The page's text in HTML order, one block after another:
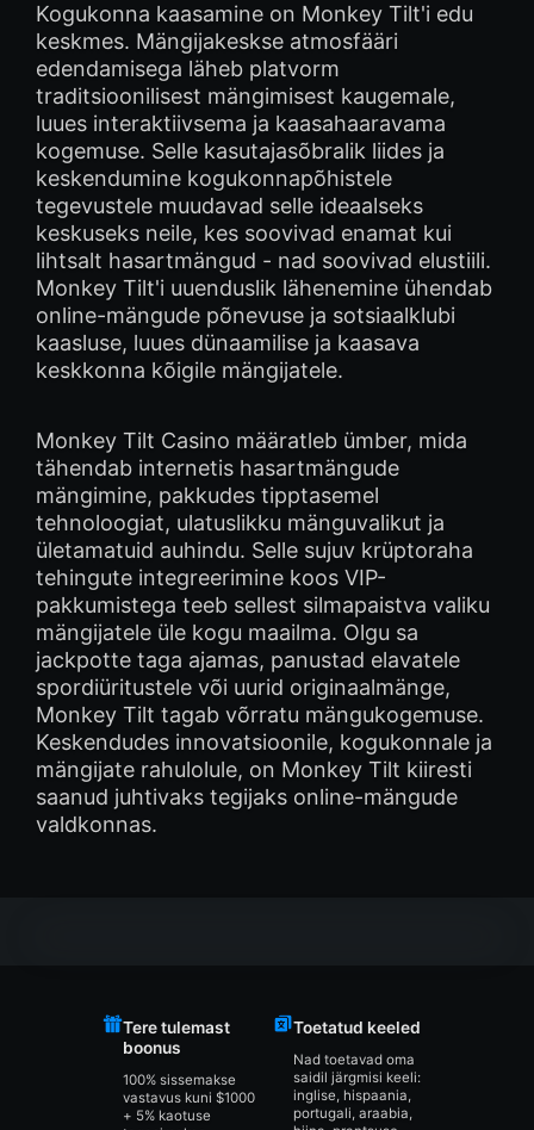
Kogukonna kaasamine on Monkey Tilt'i edu
keskmes. Mängijakeskse atmosfääri
edendamisega läheb platvorm
traditsioonilisest mängimisest kaugemale,
luues interaktiivsema ja kaasahaaravama
kogemuse. Selle kasutajasõbralik liides ja
keskendumine kogukonnapõhistele
tegevustele muudavad selle ideaalseks
keskuseks neile, kes soovivad enamat kui
lihtsalt hasartmängud - nad soovivad elustiili.
Monkey Tilt'i uuenduslik lähenemine ühendab
online-mängude põnevuse ja sotsiaalklubi
kaasluse, luues dünaamilise ja kaasava
keskkonna kõigile mängijatele.
Monkey Tilt Casino määratleb ümber, mida
tähendab internetis hasartmängude
mängimine, pakkudes tipptasemel
tehnoloogiat, ulatuslikku mänguvalikut ja
ületamatuid auhindu. Selle sujuv krüptoraha
tehingute integreerimine koos VIP-
pakkumistega teeb sellest silmapaistva valiku
mängijatele üle kogu maailma. Olgu sa
jackpotte taga ajamas, panustad elavatele
spordiüritustele või uurid originaalmänge,
Monkey Tilt tagab võrratu mängukogemuse.
Keskendudes innovatsioonile, kogukonnale ja
mängijate rahulolule, on Monkey Tilt kiiresti
saanud juhtivaks tegijaks online-mängude
valdkonnas.
Tere tulemast
boonus
100% sissemakse
vastavus kuni $1000
+ 5% kaotuse
Toetatud keeled
Nad toetavad oma
saidil järgmisi keeli:
inglise, hispaania,
portugali, araabia,